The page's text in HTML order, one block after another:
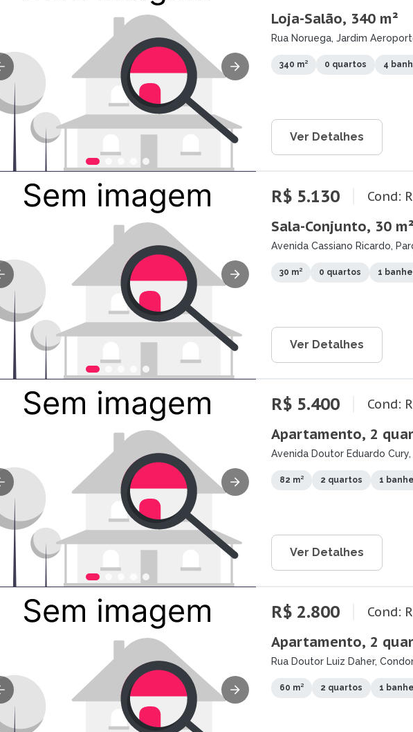
Loja-Salão, 340 m²
Rua Noruega, Jardim
340 m² 0 quartos 4
Ver Detalhes
R$ 5.130 Cond:
Sala-Conjunto, 30 m²
Avenida Cassiano Ricardo,
30 m² 0 quartos 1
Ver Detalhes
R$ 5.400 Cond:
Apartamento, 2
Avenida Doutor Eduardo
82 m² 2 quartos 1
Ver Detalhes
R$ 2.800 Cond:
Apartamento, 2
Rua Doutor Luiz Daher,
60 m² 2 quartos 1